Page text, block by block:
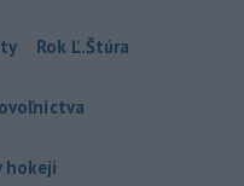
Rok Ľ.Štúra
hokeji